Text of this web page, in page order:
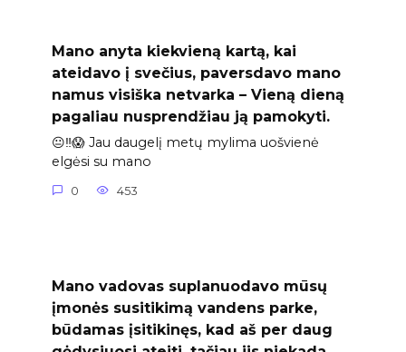
Mano anyta kiekvieną kartą, kai
ateidavo į svečius, paversdavo mano
namus visiška netvarka – Vieną dieną
pagaliau nusprendžiau ją pamokyti.
😐‼️😱 Jau daugelį metų mylima uošvienė
elgėsi su mano
0 453
Mano vadovas suplanuodavo mūsų
įmonės susitikimą vandens parke,
būdamas įsitikinęs, kad aš per daug